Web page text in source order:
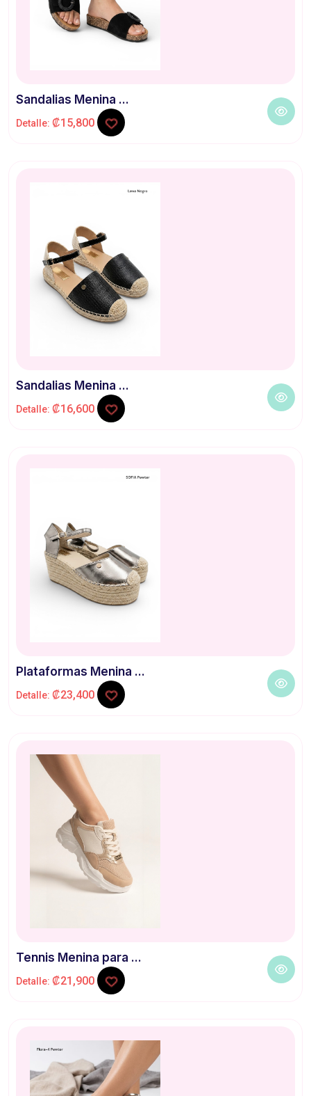
Sandalias Menina ...
Detalle: ₡15,800
Sandalias Menina ...
Detalle: ₡16,600
Plataformas Menina ...
Detalle: ₡23,400
Tennis Menina para ...
Detalle: ₡21,900